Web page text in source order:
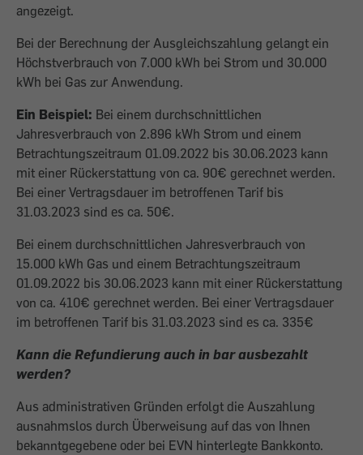
angezeigt.
Bei der Berechnung der Ausgleichszahlung gelangt ein
Höchstverbrauch von 7.000 kWh bei Strom und 30.000
kWh bei Gas zur Anwendung.
Ein Beispiel: Bei einem durchschnittlichen
Jahresverbrauch von 2.896 kWh Strom und einem
Betrachtungszeitraum 01.09.2022 bis 30.06.2023 kann
mit einer Rückerstattung von ca. 90€ gerechnet werden.
Bei einer Vertragsdauer im betroffenen Tarif bis
31.03.2023 sind es ca. 50€.
Bei einem durchschnittlichen Jahresverbrauch von
15.000 kWh Gas und einem Betrachtungszeitraum
01.09.2022 bis 30.06.2023 kann mit einer Rückerstattung
von ca. 410€ gerechnet werden. Bei einer Vertragsdauer
im betroffenen Tarif bis 31.03.2023 sind es ca. 335€
Kann die Refundierung auch in bar ausbezahlt
werden?
Aus administrativen Gründen erfolgt die Auszahlung
ausnahmslos durch Überweisung auf das von Ihnen
bekanntgegebene oder bei EVN hinterlegte Bankkonto.